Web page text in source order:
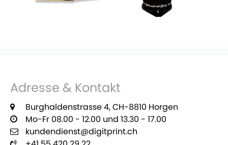
Adresse & Kontakt
Burghaldenstrasse 4, CH-8810 Horgen
Mo-Fr 08.00 - 12.00 und 13.30 - 17.00
kundendienst@digitprint.ch